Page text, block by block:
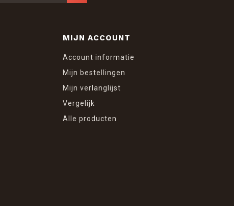
MIJN ACCOUNT
Account informatie
Mijn bestellingen
Mijn verlanglijst
Vergelijk
Alle producten